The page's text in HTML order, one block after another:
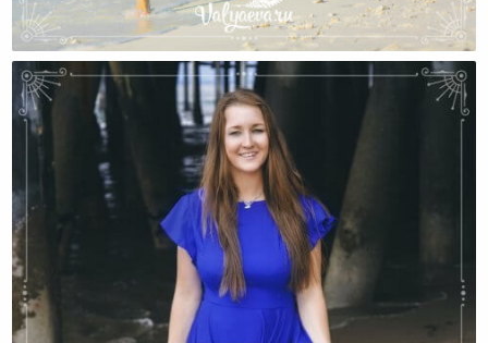
Сделай Меня Счастливой!